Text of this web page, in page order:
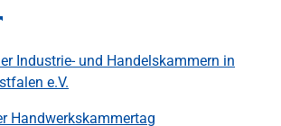
Industrie- und Handelskammern in
e.V.
Handwerkskammertag